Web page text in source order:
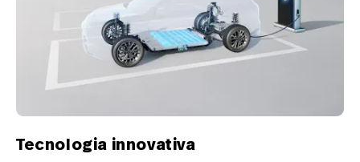
Tecnologia innovativa